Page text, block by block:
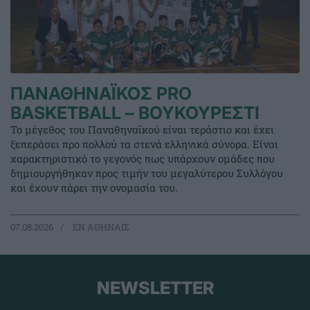
ΠΑΝΑΘΗΝΑΪΚΟΣ PRO
BASKETBALL – ΒΟΥΚΟΥΡΕΣΤΙ
Το μέγεθος του Παναθηναϊκού είναι τεράστιο και έχει
ξεπεράσει προ πολλού τα στενά ελληνικά σύνορα. Είναι
χαρακτηριστικό το γεγονός πως υπάρχουν ομάδες που
δημιουργήθηκαν προς τιμήν του μεγαλύτερου Συλλόγου
και έχουν πάρει την ονομασία του.
07.08.2026 EΝ ΑΘΗΝΑΙΣ
NEWSLETTER